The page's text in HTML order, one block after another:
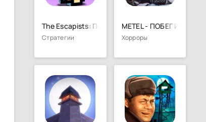
The Escapists: Побег из тюрьмы
Стратегии
METEL - ПОБЕГ ИЗ
Хорроры